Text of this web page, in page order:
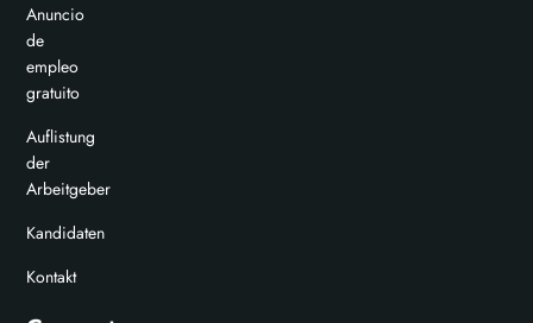
Anuncio
de
empleo
gratuito
Auflistung
der
Arbeitgeber
Kandidaten
Kontakt